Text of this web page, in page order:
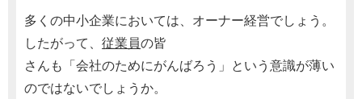
多くの中小企業においては、オーナー経営でしょう。
したがって、 従業員の皆
さんも「会社のためにがんばろう」という意識が薄い
のではないでしょうか。